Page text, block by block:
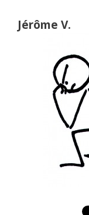
Jérôme V.